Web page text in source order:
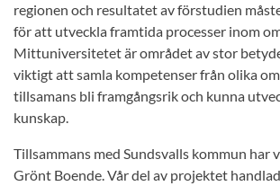
regionen och resultatet av förstudien
för att utveckla framtida processer inom
Mittuniversitetet är området av stor
viktigt att samla kompetenser från olika
tillsamans bli framgångsrik och kunna
kunskap.
Tillsammans med Sundsvalls kommun
Grönt Boende. Vår del av projektet